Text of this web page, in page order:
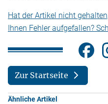
Hat der Artikel nicht
Ihnen Fehler aufgefallen?
Zur Startseite
Ähnliche Artikel